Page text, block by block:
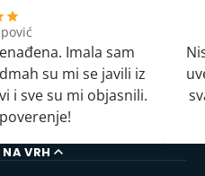
Imala sam
su mi se javili iz
i sve su mi objasnili.
VRH